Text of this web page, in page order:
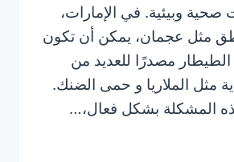
وبيئية. في الإمارات،
مثل عجمان، يمكن أن تكون
مصدرًا للعديد من
مثل الملاريا و حمى الضنك.
المشكلة بشكل فعال،…